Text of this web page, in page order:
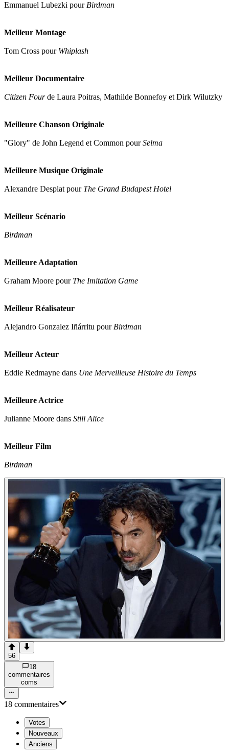
Emmanuel Lubezki pour Birdman
Meilleur Montage
Tom Cross pour Whiplash
Meilleur Documentaire
Citizen Fourde Laura Poitras, Mathilde Bonnefoy et Dirk Wilutzky
Meilleure Chanson Originale
"Glory" de John Legend et Common pourSelma
Meilleure Musique Originale
Alexandre Desplat pour The Grand Budapest Hotel
Meilleur Scénario
Birdman
Meilleure Adaptation
Graham Moore pour The Imitation Game
Meilleur Réalisateur
Alejandro Gonzalez Iñárritu pour Birdman
Meilleur Acteur
Eddie Redmayne dans Une Merveilleuse Histoire du Temps
Meilleure Actrice
Julianne Moore dans Still Alice
Meilleur Film
Birdman
56
18
commentaires
coms
18 commentaires
Votes
Nouveaux
Anciens